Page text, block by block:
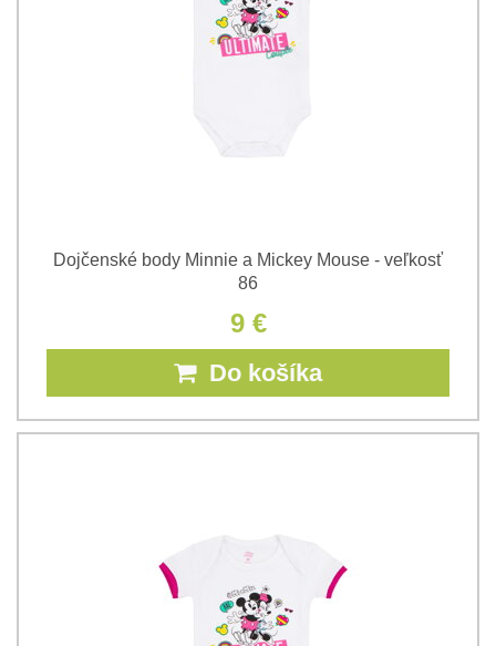
Dojčenské body Minnie a Mickey Mouse - veľkosť
86
9 €
Do košíka